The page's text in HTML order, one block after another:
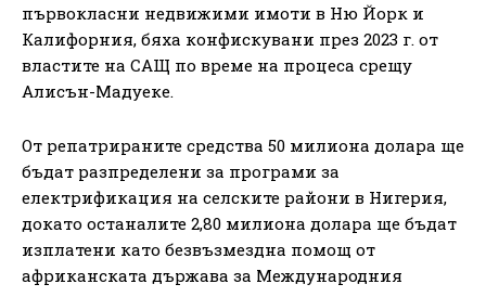
първокласни недвижими имоти в Ню Йорк и
Калифорния, бяха конфискувани през 2023 г. от
властите на САЩ по време на процеса срещу
Алисън-Мадуеке.
От репатрираните средства 50 милиона долара ще
бъдат разпределени за програми за
електрификация на селските райони в Нигерия,
докато останалите 2,80 милиона долара ще бъдат
изплатени като безвъзмездна помощ от
африканската държава за Международния